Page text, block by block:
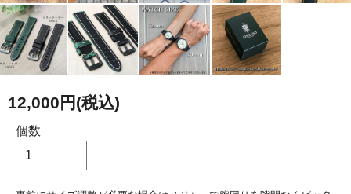
12,000円(税込)
個数